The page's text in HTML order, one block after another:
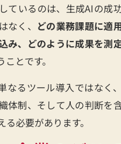
ているのは、生成AIの成
なく、 どの業務課題に適
み、どのように成果を測
とです。
なるツール導入ではなく
体制、そして人の判断を
必要があります。